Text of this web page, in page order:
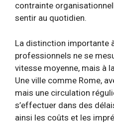
contrainte
sentir au quotidien.
La distinction importante
professionnels ne se
vitesse moyenne, mais à
Une ville comme Rome,
mais une circulation
s’effectuer dans des
ainsi les coûts et les